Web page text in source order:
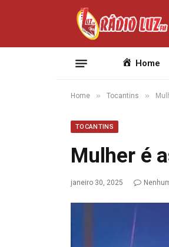
Home
Home » Tocantins »
TOCANTINS
Mulher é
janeiro 30, 2025